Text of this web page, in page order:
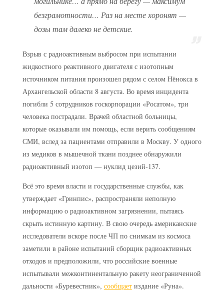
безграмотности… Раз на месте хоронят —
дозы там далеко не детские.
Взрыв с радиоактивным выбросом при испытании
жидкостного реактивного двигателя с изотопным
источником питания произошел рядом с селом Нёнокса в
Архангельской области 8 августа. Во время инцидента
погибли 5 сотрудников госкорпорации «Росатом», три
человека пострадали. Врачей областной больницы,
которые оказывали им помощь, если верить сообщениям
СМИ, вслед за пациентами отправили в Москву. У одного
из медиков в мышечной ткани позднее обнаружили
радиоактивный изотоп — нуклид цезий-137.
Всё это время власти и государственные службы, как
утверждает «Гринпис», распространяли неполную
информацию о радиоактивном загрязнении, пытаясь
скрыть истинную картину. В свою очередь американские
исследователи вскоре после ЧП по снимкам из космоса
заметили в районе испытаний сборщик радиоактивных
отходов и предположили, что российские военные
испытывали межконтинентальную ракету неограниченной
дальности «Буревестник», сообщаетиздание «Руна».